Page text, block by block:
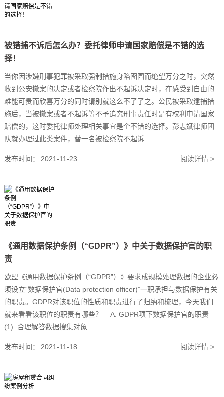
被错捕不诉后怎么办？委托律师申请国家赔偿是不错的选
择！
当你因涉嫌刑事犯罪被采取强制措施身陷囹圄而绝望万分之时，突然
收到公安撤案的决定或者检察院作出不起诉决定时，在感受到自由的
难能可贵而欣喜万分的同时请别就这么不了了之。公民被采取逮捕措
施后，当被撤案或者不起诉等不予追究刑事责任时是有权利申请国家
赔偿的，这时委托律师处理相关事宜是个不错的选择。彭志斌律师团
队就办理过此类案件，替一名被检察院不起诉...
发布时间： 2021-11-23 阅读详情 >
《通用数据保护条例（“GDPR”）》中关于数据保护官的职
责
欧盟《通用数据保护条例（“GDPR”）》要求成规模处理数据的企业必
须设立“数据保护官(Data protection officer)”一职承担与数据保护有关
的职责。GDPR对该职位的性质和职责进行了归纳和梳理，今天我们
就来看看该职位的职责有哪些？ A. GDPR项下数据保护官的职责
(1). 合理解答数据搜集对象...
发布时间： 2021-11-18 阅读详情 >